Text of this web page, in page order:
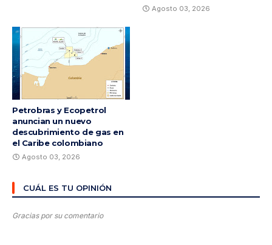
Agosto 03, 2026
Petrobras y Ecopetrol
anuncian un nuevo
descubrimiento de gas en
el Caribe colombiano
Agosto 03, 2026
CUÁL ES TU OPINIÓN
Gracias por su comentario